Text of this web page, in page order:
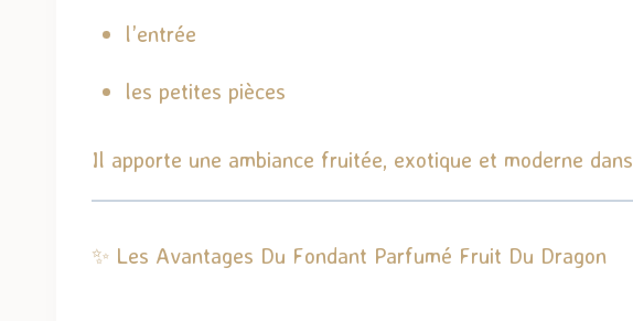
l’entrée
les petites pièces
Il apporte une ambiance fruitée, exotique et moderne
✨ Les Avantages Du Fondant Parfumé Fruit Du Dragon